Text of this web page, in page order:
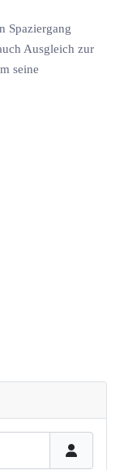
Spaziergang
Ausgleich zur
seine